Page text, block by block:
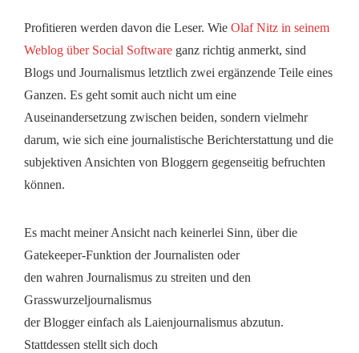
Profitieren werden davon die Leser. Wie Olaf Nitz in seinem
Weblog über Social Software ganz richtig anmerkt, sind
Blogs und Journalismus letztlich zwei ergänzende Teile eines
Ganzen. Es geht somit auch nicht um eine
Auseinandersetzung zwischen beiden, sondern vielmehr
darum, wie sich eine journalistische Berichterstattung und die
subjektiven Ansichten von Bloggern gegenseitig befruchten
können.
Es macht meiner Ansicht nach keinerlei Sinn, über die
Gatekeeper-Funktion der Journalisten oder
den wahren Journalismus zu streiten und den
Grasswurzeljournalismus
der Blogger einfach als Laienjournalismus abzutun.
Stattdessen stellt sich doch